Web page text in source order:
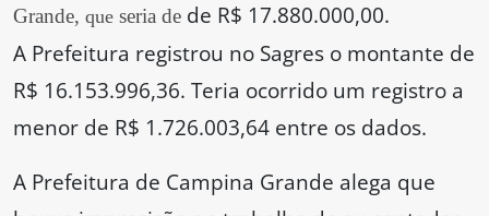
Grande, que seria de de R$ 17.880.000,00.
A Prefeitura registrou no Sagres o montante de
R$ 16.153.996,36. Teria ocorrido um registro a
menor de R$ 1.726.003,64 entre os dados.
A Prefeitura de Campina Grande alega que